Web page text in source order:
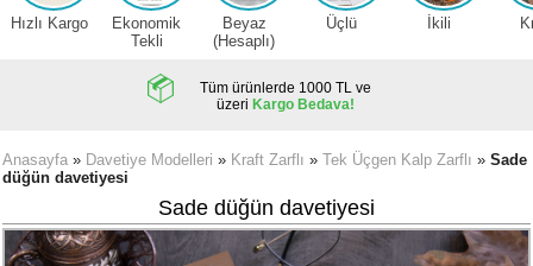
Düğün
Davetiye
Zarfsız,
Hızlı Kargo
Ekonomik
Tekli
Beyaz
(Hesaplı)
Üçlü İkili
Tüm ürünlerde 1000 TL ve
üzeri Kargo Bedava!
Anasayfa » Davetiye Modelleri » Kraft Zarflı » Tek Üçgen Kalp Zarflı » Sade
düğün davetiyesi
Sade düğün davetiyesi